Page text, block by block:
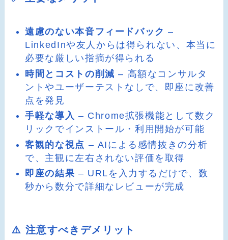
遠慮のない本音フィードバック –
LinkedInや友人からは得られない、本当に
必要な厳しい指摘が得られる
時間とコストの削減 – 高額なコンサルタ
ントやユーザーテストなしで、即座に改善
点を発見
手軽な導入 – Chrome拡張機能として数ク
リックでインストール・利用開始が可能
客観的な視点 – AIによる感情抜きの分析
で、主観に左右されない評価を取得
即座の結果 – URLを入力するだけで、数
秒から数分で詳細なレビューが完成
⚠️ 注意すべきデメリット